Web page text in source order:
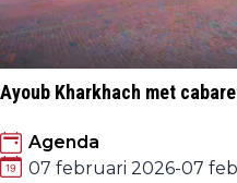
Ayoub Kharkhach met
Agenda
07 februari 2026-07